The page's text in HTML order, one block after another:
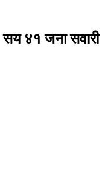
सय ४१ जना सवारी